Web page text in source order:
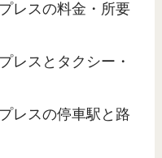
レスの料金・所要
レスとタクシー・
レスの停車駅と路